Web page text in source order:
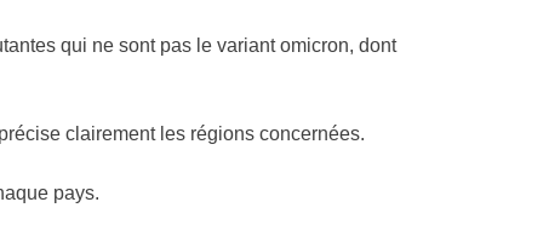
qui ne sont pas le variant omicron, dont
clairement les régions concernées.
pays.